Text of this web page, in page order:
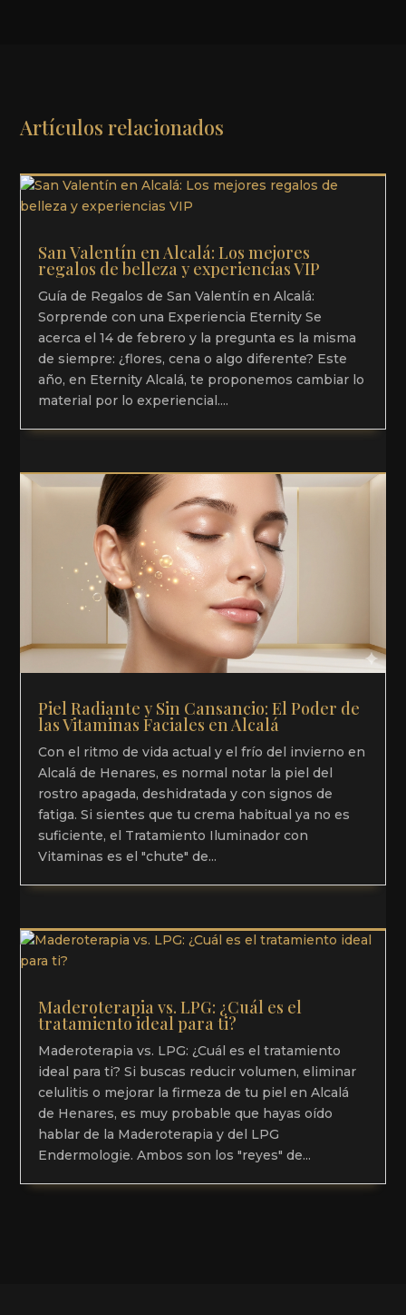
Artículos relacionados
San Valentín en Alcalá: Los mejores
regalos de belleza y experiencias VIP
Guía de Regalos de San Valentín en Alcalá:
Sorprende con una Experiencia Eternity Se
acerca el 14 de febrero y la pregunta es la misma
de siempre: ¿flores, cena o algo diferente? Este
año, en Eternity Alcalá, te proponemos cambiar lo
material por lo experiencial....
Piel Radiante y Sin Cansancio: El Poder de
las Vitaminas Faciales en Alcalá
Con el ritmo de vida actual y el frío del invierno en
Alcalá de Henares, es normal notar la piel del
rostro apagada, deshidratada y con signos de
fatiga. Si sientes que tu crema habitual ya no es
suficiente, el Tratamiento Iluminador con
Vitaminas es el "chute" de...
Maderoterapia vs. LPG: ¿Cuál es el
tratamiento ideal para ti?
Maderoterapia vs. LPG: ¿Cuál es el tratamiento
ideal para ti? Si buscas reducir volumen, eliminar
celulitis o mejorar la firmeza de tu piel en Alcalá
de Henares, es muy probable que hayas oído
hablar de la Maderoterapia y del LPG
Endermologie. Ambos son los "reyes" de...